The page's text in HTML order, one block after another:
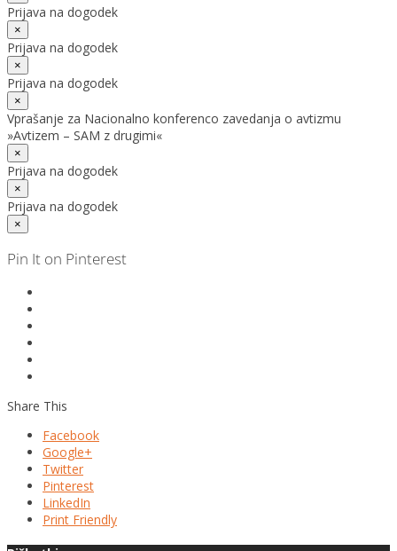
Prijava na dogodek
×
Prijava na dogodek
×
Prijava na dogodek
×
Vprašanje za Nacionalno konferenco zavedanja o avtizmu
»Avtizem – SAM z drugimi«
×
Prijava na dogodek
×
Prijava na dogodek
×
Pin It on Pinterest
Share This
Facebook
Google+
Twitter
Pinterest
LinkedIn
Print Friendly